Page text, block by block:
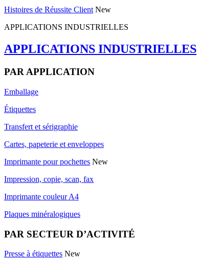
Histoires de Réussite Client New
APPLICATIONS INDUSTRIELLES
APPLICATIONS INDUSTRIELLES
PAR APPLICATION
Emballage
Étiquettes
Transfert et sérigraphie
Cartes, papeterie et enveloppes
Imprimante pour pochettes New
Impression, copie, scan, fax
Imprimante couleur A4
Plaques minéralogiques
PAR SECTEUR D’ACTIVITÉ
Presse à étiquettes New